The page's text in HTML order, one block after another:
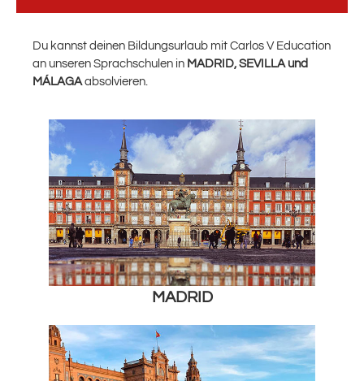
Du kannst deinen Bildungsurlaub mit Carlos V Education
an unseren Sprachschulen in MADRID, SEVILLA und
MÁLAGAabsolvieren.
MADRID